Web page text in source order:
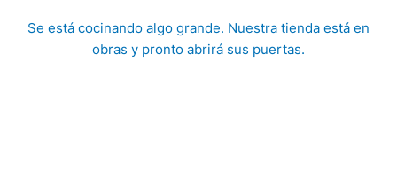
Se está cocinando algo grande. Nuestra tienda está en
obras y pronto abrirá sus puertas.